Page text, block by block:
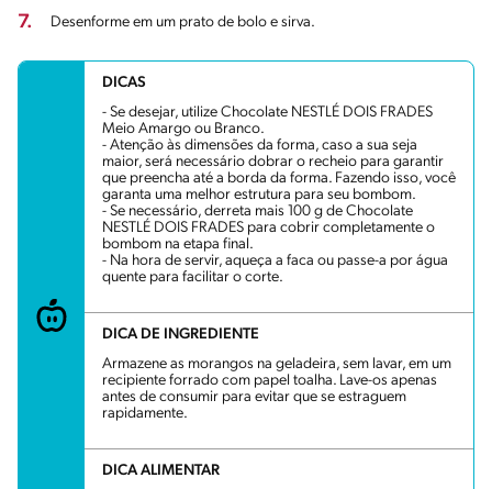
7. Desenforme em um prato de bolo e sirva.
DICAS
- Se desejar, utilize Chocolate NESTLÉ DOIS FRADES
Meio Amargo ou Branco.
- Atenção às dimensões da forma, caso a sua seja
maior, será necessário dobrar o recheio para garantir
que preencha até a borda da forma. Fazendo isso, você
garanta uma melhor estrutura para seu bombom.
- Se necessário, derreta mais 100 g de Chocolate
NESTLÉ DOIS FRADES para cobrir completamente o
bombom na etapa final.
- Na hora de servir, aqueça a faca ou passe-a por água
quente para facilitar o corte.
DICA DE INGREDIENTE
Armazene as morangos na geladeira, sem lavar, em um
recipiente forrado com papel toalha. Lave-os apenas
antes de consumir para evitar que se estraguem
rapidamente.
DICA ALIMENTAR